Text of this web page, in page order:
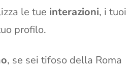
le tue interazioni, i tuoi
profilo.
, se sei tifoso della Roma